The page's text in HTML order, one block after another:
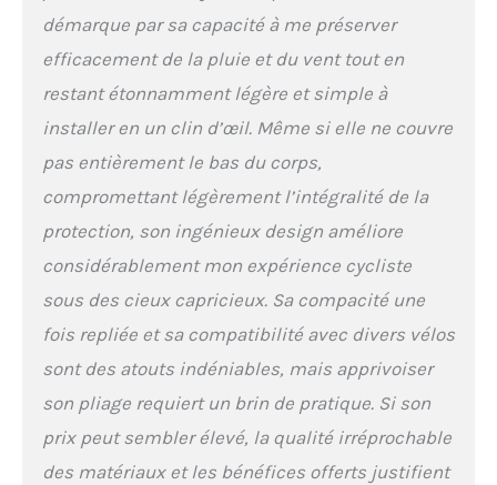
démarque par sa capacité à me préserver
efficacement de la pluie et du vent tout en
restant étonnamment légère et simple à
installer en un clin d’œil. Même si elle ne couvre
pas entièrement le bas du corps,
compromettant légèrement l’intégralité de la
protection, son ingénieux design améliore
considérablement mon expérience cycliste
sous des cieux capricieux. Sa compacité une
fois repliée et sa compatibilité avec divers vélos
sont des atouts indéniables, mais apprivoiser
son pliage requiert un brin de pratique. Si son
prix peut sembler élevé, la qualité irréprochable
des matériaux et les bénéfices offerts justifient